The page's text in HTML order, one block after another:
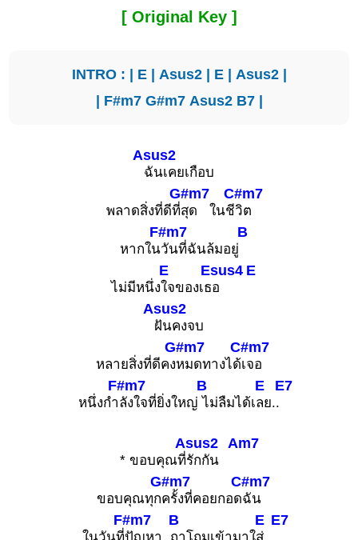
[ Original Key ]
INTRO : | E| Asus2| E| Asus2|
| F#m7 G#m7 Asus2 B7|
Asus2
ฉันเคยเกือบ
พลาดสิ่งที่ดีที่
G#m7
สุด ในชี
C#m7
วิต
หากใน
F#m7
วันที่ฉันล้มอยู่
B
ไม่มีหนึ่ง
E
ใจของเธ
Esus4
อ
E
Asus2
ฝันคงจบ
หลายสิ่งที่ดีคง
G#m7
หมดทางได้
C#m7
เจอ
หนึ่งกำ
F#m7
ลังใจที่ยิ่งใหญ่
B
ไม่ลืมได้เ
E
ลย..
E7
* ขอบคุณที่
Asus2
รักกัน
Am7
ขอบคุณทุก
G#m7
ครั้งที่คอยกอด
C#m7
ฉัน
ในวันที่
F#m7
ปัญหา
B
ถาโถมเข้ามาใ
E
ส่
E7